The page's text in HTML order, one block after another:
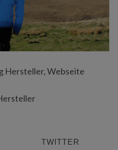
Hersteller, Webseite
TWITTER